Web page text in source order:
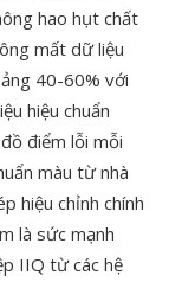
hao hụt chất
mất dữ liệu
40-60% với
hiệu chuẩn
điểm lỗi mỗi
màu từ nhà
hiệu chỉnh chính
là sức mạnh
IIQ từ các hệ